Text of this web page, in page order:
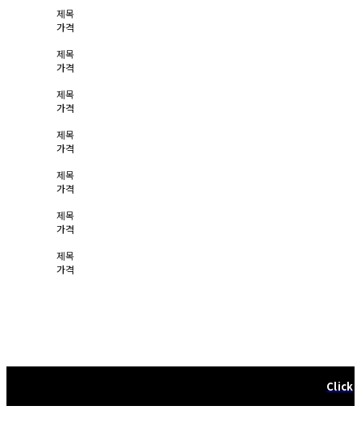
제목
가격
제목
가격
제목
가격
제목
가격
제목
가격
제목
가격
제목
가격
Click